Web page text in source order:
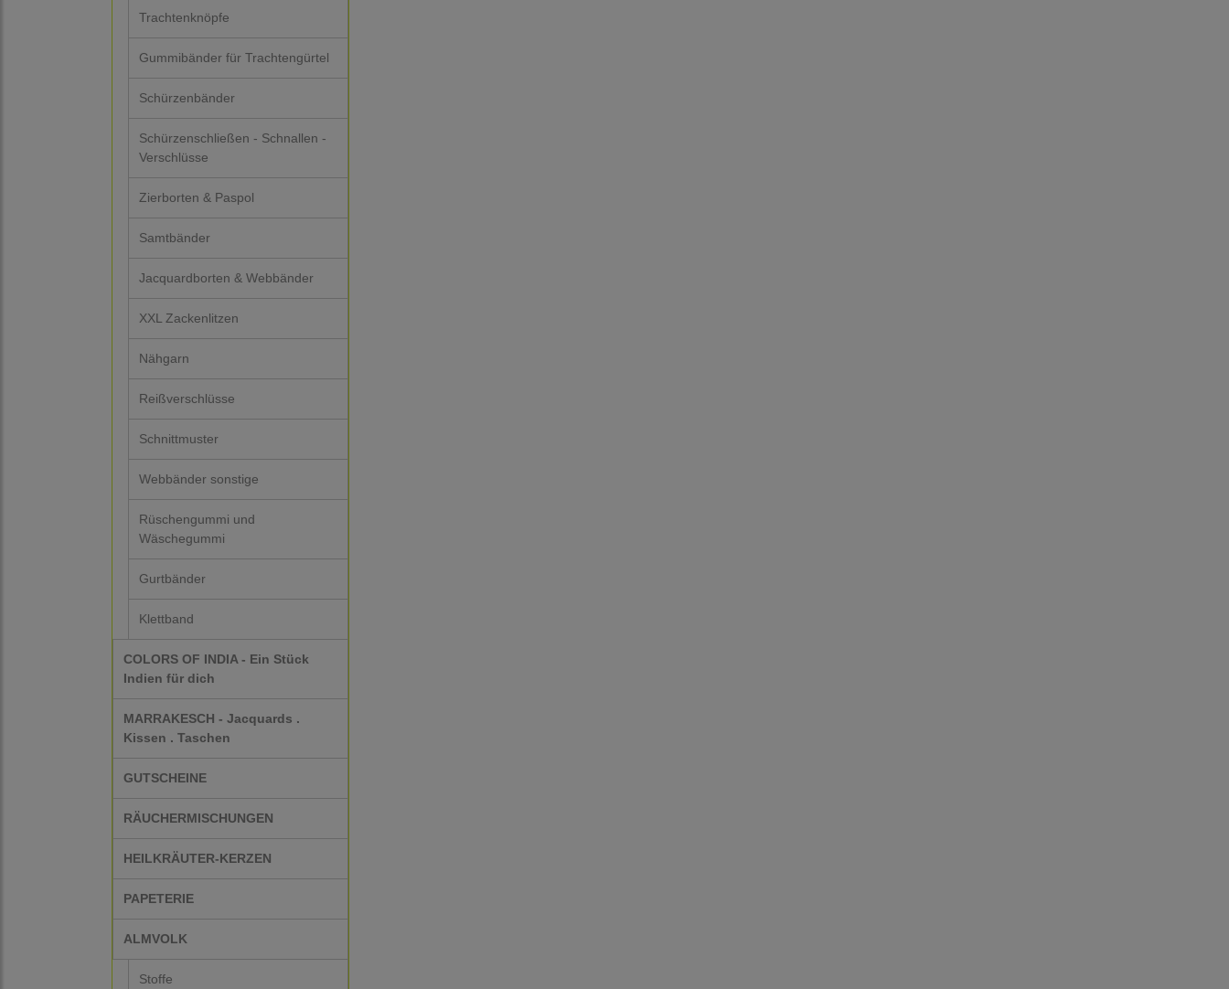
Trachtenknöpfe
Gummibänder für Trachtengürtel
Schürzenbänder
Schürzenschließen - Schnallen -
Verschlüsse
Zierborten & Paspol
Samtbänder
Jacquardborten & Webbänder
XXL Zackenlitzen
Nähgarn
Reißverschlüsse
Schnittmuster
Webbänder sonstige
Rüschengummi und
Wäschegummi
Gurtbänder
Klettband
COLORS OF INDIA - Ein Stück
Indien für dich
MARRAKESCH - Jacquards .
Kissen . Taschen
GUTSCHEINE
RÄUCHERMISCHUNGEN
HEILKRÄUTER-KERZEN
PAPETERIE
ALMVOLK
Stoffe